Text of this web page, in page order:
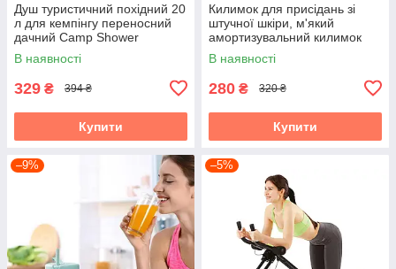
Душ туристичний похідний 20
л для кемпінгу переносний
дачний Camp Shower
В наявності
329 ₴ 394 ₴
Купити
Килимок для присідань зі
штучної шкіри, м'який
амортизувальний килимок
для вправ на колінах,
універсальний фітнес-
В наявності
280 ₴ 320 ₴
Купити
–9% –5%